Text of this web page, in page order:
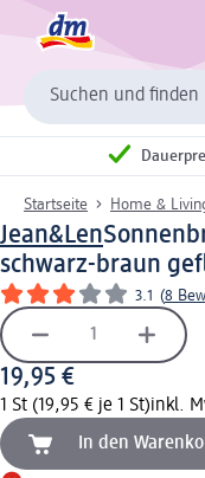
Suchen und finden
Startseite Home &
Jean&Len
schwarz-braun
3.1 (8
19,95 €
1 St (19,95 € je 1 St)inkl.
In den